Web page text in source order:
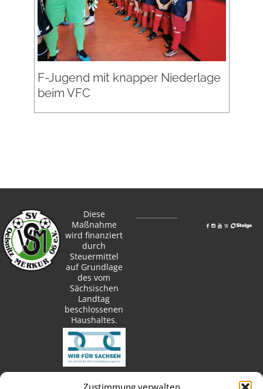
Zustimmung verwalten
F-Jugend mit knapper Niederlage
beim VFC
Diese
Maßnahme
wird finanziert
durch
Steuermittel
auf Grundlage
des vom
Sächsischen
Landtag
beschlossenen
Haushaltes.